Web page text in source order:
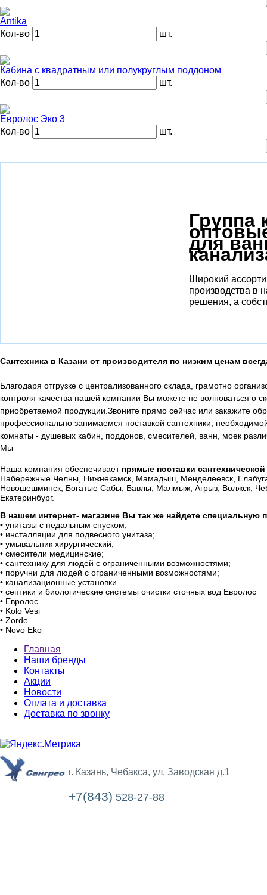
Antika
Кол-во
шт.
Кабина с квадратным или полукруглым поддоном
Кол-во
шт.
Евролос Эко 3
Кол-во
шт.
Группа
для
Широкий
производства в
решения, а
Сантехника в Казани от производителя по низким ценам
Благодаря отгрузке с централизованного склада, грамотно
контроля качества нашей компании Вы можете не волноваться о
приобретаемой продукции.Звоните прямо сейчас или закажите
профессионально занимаемся поставкой сантехники,
комнаты - душевых кабин, поддонов, смесителей, ванн, моек
Мы
Наша компания обеспечивает прямые поставки
Набережные Челны, Нижнекамск, Мамадыш, Менделеевск,
Новошешминск, Богатые Сабы, Бавлы, Малмыж, Агрыз, Волжск,
Екатеринбург.
В нашем интернет- магазине Вы так же найдете
• унитазы с педальным спуском;
• инсталляции для подвесного унитаза;
• умывальник хирургический;
• смесители медицинские;
• сантехнику для людей с ограниченными возможностями;
• поручни для людей с ограниченными возможностями;
• канализационные установки
• септики и биологические системы очистки сточных вод Евролос
• Евролос
• Kolo Vesi
• Zorde
• Novo Eko
Главная
Наши бренды
Контакты
Акции
Новости
Оплата и доставка
Доставка по звонку
г. Казань, Чебакса, ул. Заводская д.1
+7(843) 528-27-88